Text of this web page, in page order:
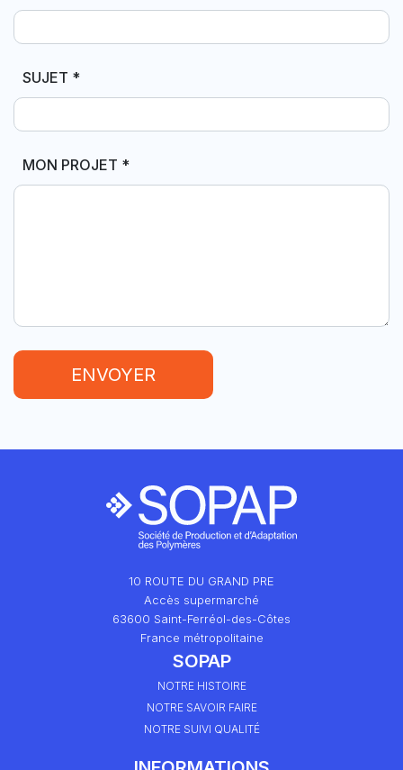
SUJET *
MON PROJET *
ENVOYER
10 ROUTE DU GRAND PRE
Accès supermarché
63600 Saint-Ferréol-des-Côtes
France métropolitaine
SOPAP
NOTRE HISTOIRE
NOTRE SAVOIR FAIRE
NOTRE SUIVI QUALITÉ